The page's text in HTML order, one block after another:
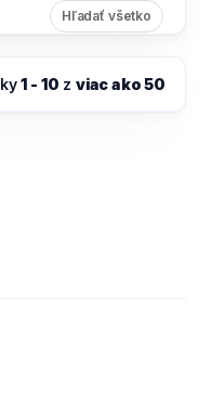
Hľadať všetko
1 - 10 z viac ako 50